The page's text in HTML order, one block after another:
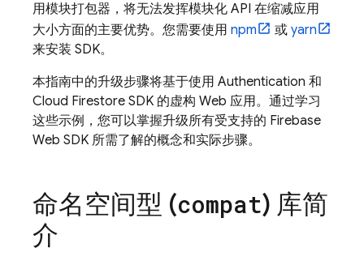
用模块打包器，将无法发挥模块化 API 在缩减应用
大小方面的主要优势。您需要使用 npm 或 yarn
来安装 SDK。
本指南中的升级步骤将基于使用 Authentication 和
Cloud Firestore SDK 的虚构 Web 应用。通过学习
这些示例，您可以掌握升级所有受支持的 Firebase
Web SDK 所需了解的概念和实际步骤。
命名空间型 (compat) 库简
介